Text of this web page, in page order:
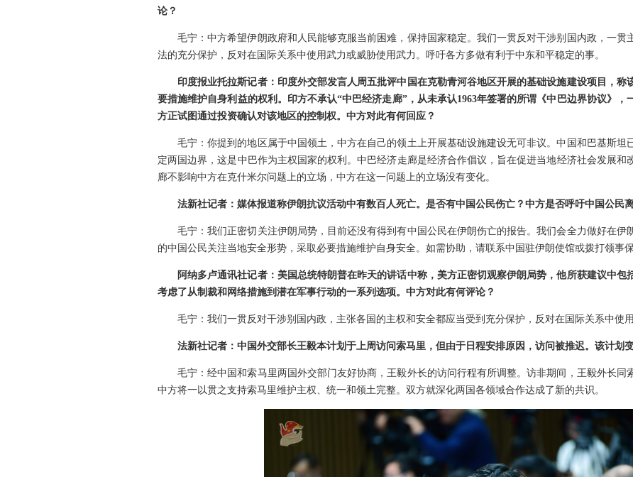
论？
毛宁：中方希望伊朗政府和人民能够克服当前困难，保持国家稳定。我们一贯反对干涉别国内政，一贯
法的充分保护，反对在国际关系中使用武力或威胁使用武力。呼吁各方多做有利于中东和平稳定的事。
印度报业托拉斯记者：印度外交部发言人周五批评中国在克勒青河谷地区开展的基础设施建设项目，称
要措施维护自身利益的权利。印方不承认“中巴经济走廊”，从未承认1963年签署的所谓《中巴边界协议》，
方正试图通过投资确认对该地区的控制权。中方对此有何回应？
毛宁：你提到的地区属于中国领土，中方在自己的领土上开展基础设施建设无可非议。中国和巴基斯坦
定两国边界，这是中巴作为主权国家的权利。中巴经济走廊是经济合作倡议，旨在促进当地经济社会发展和
廊不影响中方在克什米尔问题上的立场，中方在这一问题上的立场没有变化。
法新社记者：媒体报道称伊朗抗议活动中有数百人死亡。是否有中国公民伤亡？中方是否呼吁中国公民
毛宁：我们正密切关注伊朗局势，目前还没有得到有中国公民在伊朗伤亡的报告。我们会全力做好在伊
的中国公民关注当地安全形势，采取必要措施维护自身安全。如需协助，请联系中国驻伊朗使馆或拨打领事保
阿纳多卢通讯社记者：美国总统特朗普在昨天的讲话中称，美方正密切观察伊朗局势，他所获建议中包
考虑了从制裁和网络措施到潜在军事行动的一系列选项。中方对此有何评论？
毛宁：我们一贯反对干涉别国内政，主张各国的主权和安全都应当受到充分保护，反对在国际关系中使
法新社记者：中国外交部长王毅本计划于上周访问索马里，但由于日程安排原因，访问被推迟。该计划
毛宁：经中国和索马里两国外交部门友好协商，王毅外长的访问行程有所调整。访非期间，王毅外长同
中方将一以贯之支持索马里维护主权、统一和领土完整。双方就深化两国各领域合作达成了新的共识。